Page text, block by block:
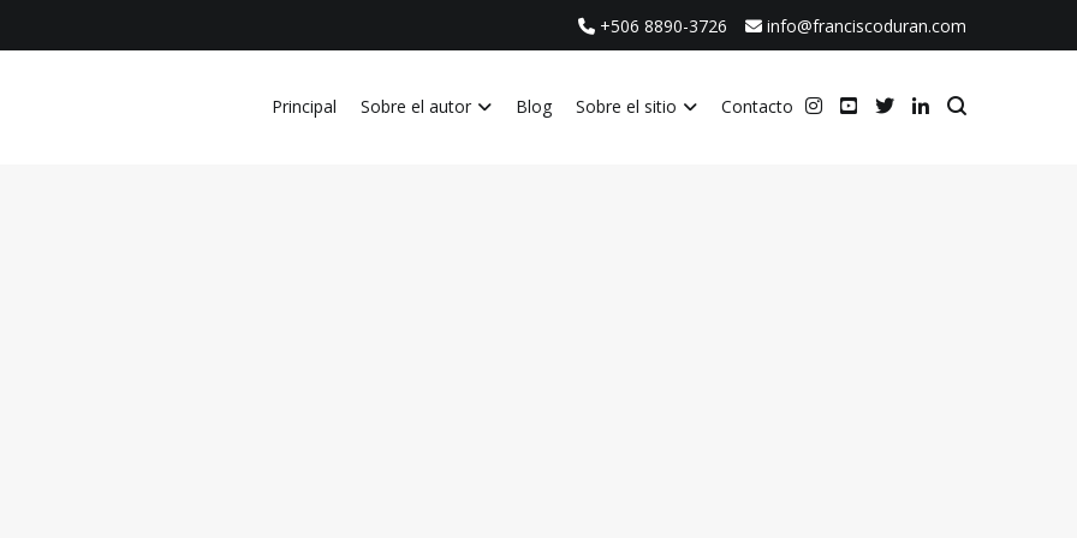
+506 8890-3726 info@franciscoduran.com
Principal Sobre el autor Blog Sobre el sitio Contacto